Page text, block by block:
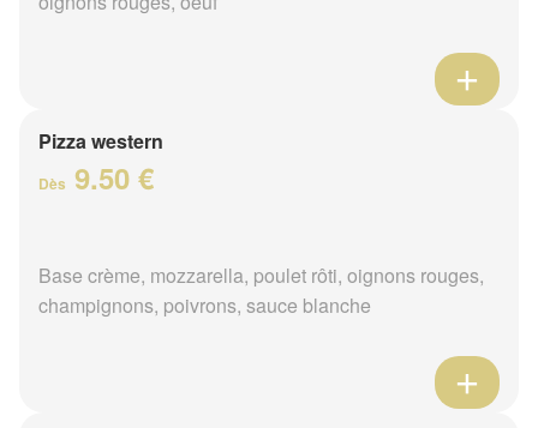
Pizza western
Dès 9.50 €
Base crème, mozzarella, poulet rôti, oignons rouges,
champignons, poivrons, sauce blanche